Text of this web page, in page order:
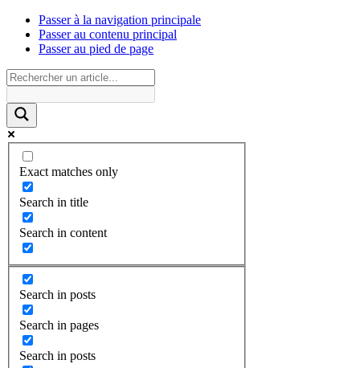
Passer à la navigation principale
Passer au contenu principal
Passer au pied de page
Exact matches only
Search in title
Search in content
Search in posts
Search in pages
Search in posts